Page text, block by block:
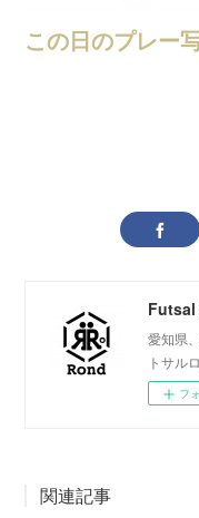
この日のプレー
愛知県
トサル
フ
関連記事